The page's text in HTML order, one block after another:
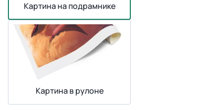
Картина на подрамнике
Картина в рулоне